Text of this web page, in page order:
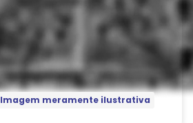
Imagem meramente ilustrativa